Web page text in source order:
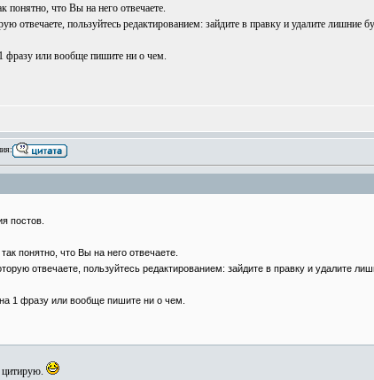
понятно, что Вы на него отвечаете.
отвечаете, пользуйтесь редактированием: зайдите в правку и удалите лишние
фразу или вообще пишите ни о чем.
постов.
понятно, что Вы на него отвечаете.
отвечаете, пользуйтесь редактированием: зайдите в правку и удалите
1 фразу или вообще пишите ни о чем.
цитирую.